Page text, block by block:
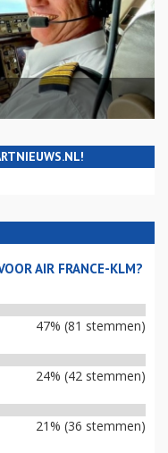
AIR FRANCE-KLM?
47% (81 stemmen)
24% (42 stemmen)
21% (36 stemmen)